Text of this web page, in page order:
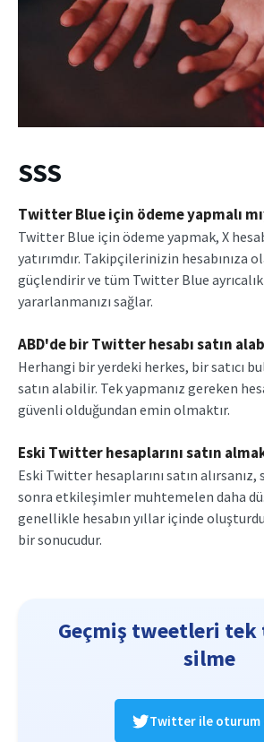
SSS
Twitter Blue için ödeme yapmalı
Twitter Blue için ödeme yapmak, X
yatırımdır. Takipçilerinizin hesabınıza
güçlendirir ve tüm Twitter Blue
yararlanmanızı sağlar.
ABD'de bir Twitter hesabı satın
Herhangi bir yerdeki herkes, bir satıcı
satın alabilir. Tek yapmanız gereken
güvenli olduğundan emin olmaktır.
Eski Twitter hesaplarını satın
Eski Twitter hesaplarını satın
sonra etkileşimler muhtemelen daha
genellikle hesabın yıllar içinde
bir sonucudur.
Geçmiş tweetleri tek
silme
Twitter ile oturum